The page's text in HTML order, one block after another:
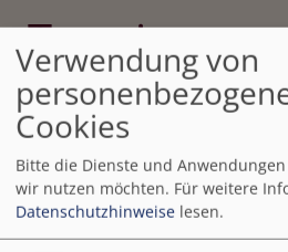
Termine
Freitags
Donnerstags
Verwendung von
Cookies
Bitte die Dienste und
wir nutzen möchten. Für weitere
Datenschutzhinweise lesen.